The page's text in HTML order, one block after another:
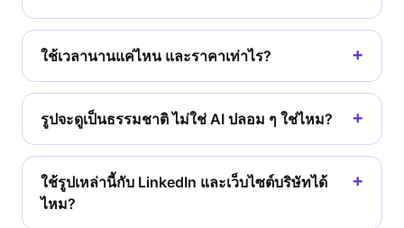
ใช้เวลานานแค่ไหน และราคาเท่าไร?
รูปจะดูเป็นธรรมชาติ ไม่ใช่ AI ปลอม ๆ ใช่ไหม?
ใช้รูปเหล่านี้กับ LinkedIn และเว็บไซต์บริษัทได้
ไหม?